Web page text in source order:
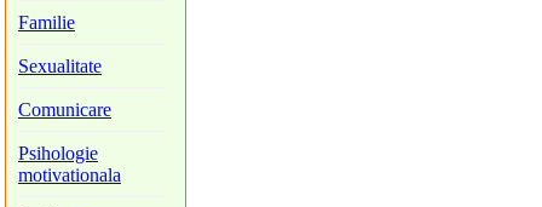
Familie
Sexualitate
Comunicare
Psihologie
motivationala